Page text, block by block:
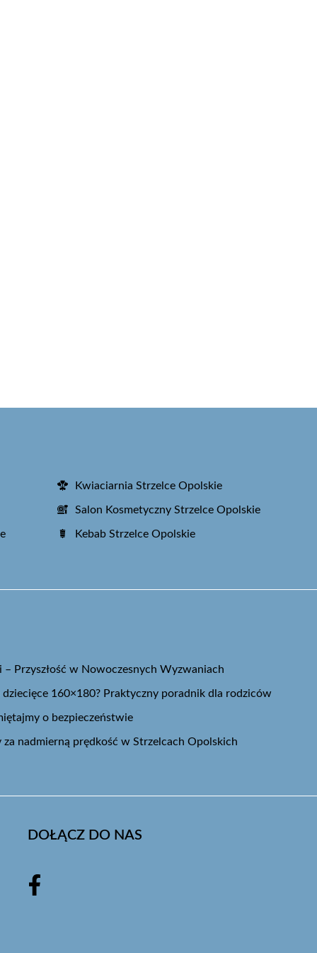
Kwiaciarnia Strzelce Opolskie
Salon Kosmetyczny Strzelce Opolskie
Kebab Strzelce Opolskie
Przyszłość w Nowoczesnych Wyzwaniach
dziecięce 160×180? Praktyczny poradnik dla rodziców
o bezpieczeństwie
nadmierną prędkość w Strzelcach Opolskich
DOŁĄCZ DO NAS